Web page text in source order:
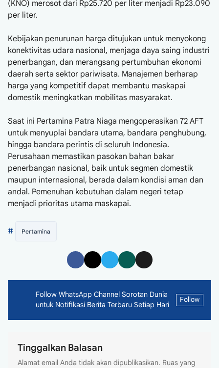
(KNO) merosot dari Rp25.720 per liter menjadi Rp23.090
per liter.
Kebijakan penurunan harga ditujukan untuk menyokong
konektivitas udara nasional, menjaga daya saing industri
penerbangan, dan merangsang pertumbuhan ekonomi
daerah serta sektor pariwisata. Manajemen berharap
harga yang kompetitif dapat membantu maskapai
domestik meningkatkan mobilitas masyarakat.
Saat ini Pertamina Patra Niaga mengoperasikan 72 AFT
untuk menyuplai bandara utama, bandara penghubung,
hingga bandara perintis di seluruh Indonesia.
Perusahaan memastikan pasokan bahan bakar
penerbangan nasional, baik untuk segmen domestik
maupun internasional, berada dalam kondisi aman dan
andal. Pemenuhan kebutuhan dalam negeri tetap
menjadi prioritas utama maskapai.
# Pertamina
Follow WhatsApp Channel Sorotan Dunia
untuk Notifikasi Berita Terbaru Setiap Hari
Follow
Tinggalkan Balasan
Alamat email Anda tidak akan dipublikasikan. Ruas yang